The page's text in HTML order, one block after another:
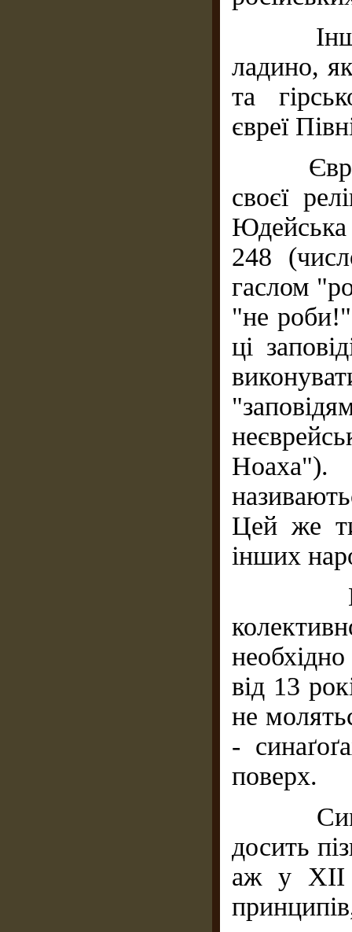
Інші
ладино,
та
євреї
Євреї
своєї
Юдейська
248
гаслом
"не
ці
Цей же
інших
від 13
не
-
поверх.
досить
аж у ХІІ